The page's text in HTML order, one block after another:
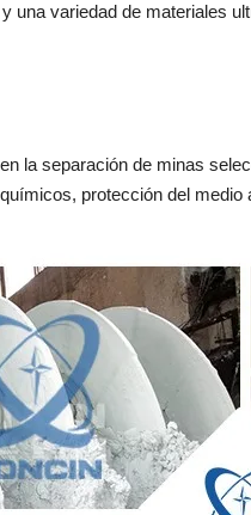
variedad de materiales
la separación de minas
protección del